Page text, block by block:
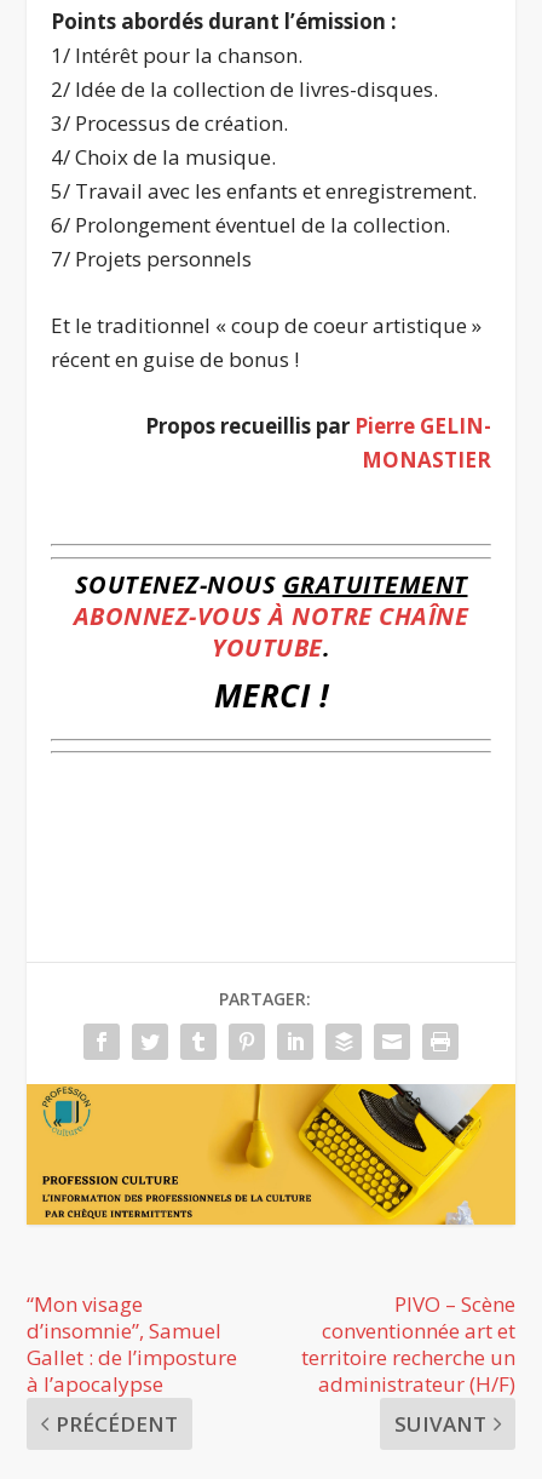
Points abordés durant l’émission :
1/ Intérêt pour la chanson.
2/ Idée de la collection de livres-disques.
3/ Processus de création.
4/ Choix de la musique.
5/ Travail avec les enfants et enregistrement.
6/ Prolongement éventuel de la collection.
7/ Projets personnels
Et le traditionnel « coup de coeur artistique »
récent en guise de bonus !
Propos recueillis par Pierre GELIN-
MONASTIER
SOUTENEZ-NOUS GRATUITEMENT
ABONNEZ-VOUS À NOTRE CHAÎNE
YOUTUBE.
MERCI !
PARTAGER:
“Mon visage
d’insomnie”, Samuel
Gallet : de l’imposture
à l’apocalypse
PRÉCÉDENT
PIVO – Scène
conventionnée art et
territoire recherche un
administrateur (H/F)
SUIVANT